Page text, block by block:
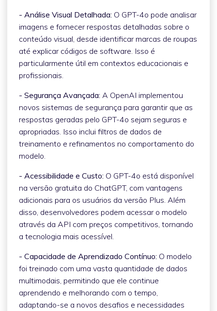
- Análise Visual Detalhada: O GPT-4o pode analisar
imagens e fornecer respostas detalhadas sobre o
conteúdo visual, desde identificar marcas de roupas
até explicar códigos de software. Isso é
particularmente útil em contextos educacionais e
profissionais.
- Segurança Avançada: A OpenAI implementou
novos sistemas de segurança para garantir que as
respostas geradas pelo GPT-4o sejam seguras e
apropriadas. Isso inclui filtros de dados de
treinamento e refinamentos no comportamento do
modelo.
- Acessibilidade e Custo: O GPT-4o está disponível
na versão gratuita do ChatGPT, com vantagens
adicionais para os usuários da versão Plus. Além
disso, desenvolvedores podem acessar o modelo
através da API com preços competitivos, tornando
a tecnologia mais acessível.
- Capacidade de Aprendizado Contínuo: O modelo
foi treinado com uma vasta quantidade de dados
multimodais, permitindo que ele continue
aprendendo e melhorando com o tempo,
adaptando-se a novos desafios e necessidades